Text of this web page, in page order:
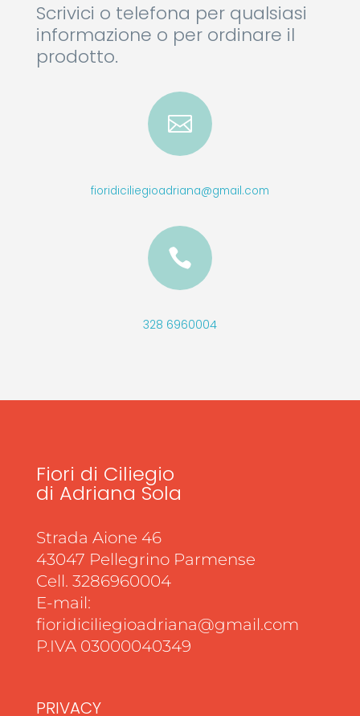
Scrivici o telefona per qualsiasi
informazione o per ordinare il
prodotto.

fioridiciliegioadriana@gmail.com

328 6960004
Fiori di Ciliegio
di Adriana Sola
Strada Aione 46
43047 Pellegrino Parmense
Cell. 3286960004
E-mail:
fioridiciliegioadriana@gmail.com
P.IVA 03000040349
PRIVACY